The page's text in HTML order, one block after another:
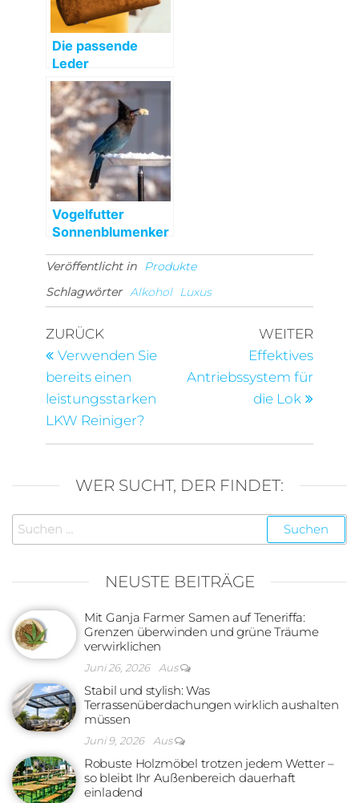
Die passende
Leder
Umhängetasche
Damen
Vogelfutter
Sonnenblumenker
Veröffentlicht in
Produkte
Schlagwörter Alkohol Luxus
Beitragsnavigation
Vorheriger
Beitrag
ZURÜCK
Verwenden Sie
bereits einen
leistungsstarken
LKW Reiniger?
WEITER
Effektives
Antriebssystem für
die Lok
WER SUCHT, DER FINDET:
Suchen
nach:
NEUSTE BEITRÄGE
Mit Ganja Farmer Samen auf Teneriffa:
Grenzen überwinden und grüne Träume
verwirklichen
Juni 26, 2026 Aus
Stabil und stylish: Was
Terrassenüberdachungen wirklich aushalten
müssen
Juni 9, 2026 Aus
Robuste Holzmöbel trotzen jedem Wetter –
so bleibt Ihr Außenbereich dauerhaft
einladend